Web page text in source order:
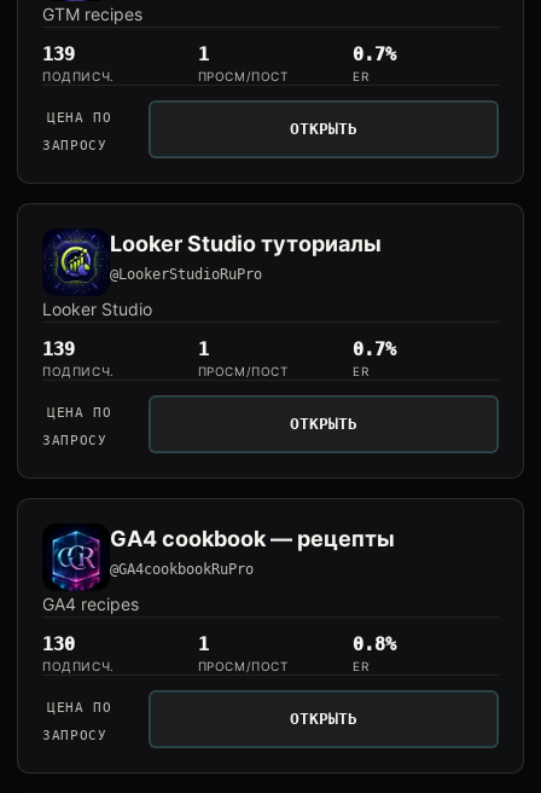
GTM recipes
139
ПОДПИСЧ.
1
ПРОСМ/ПОСТ
0.7%
ER
ЦЕНА ПО
ЗАПРОСУ
ОТКРЫТЬ
Looker Studio туториалы
@LookerStudioRuPro
Looker Studio
139
ПОДПИСЧ.
1
ПРОСМ/ПОСТ
0.7%
ER
ЦЕНА ПО
ЗАПРОСУ
ОТКРЫТЬ
GA4 cookbook — рецепты
@GA4cookbookRuPro
GA4 recipes
130
ПОДПИСЧ.
1
ПРОСМ/ПОСТ
0.8%
ER
ЦЕНА ПО
ЗАПРОСУ
ОТКРЫТЬ